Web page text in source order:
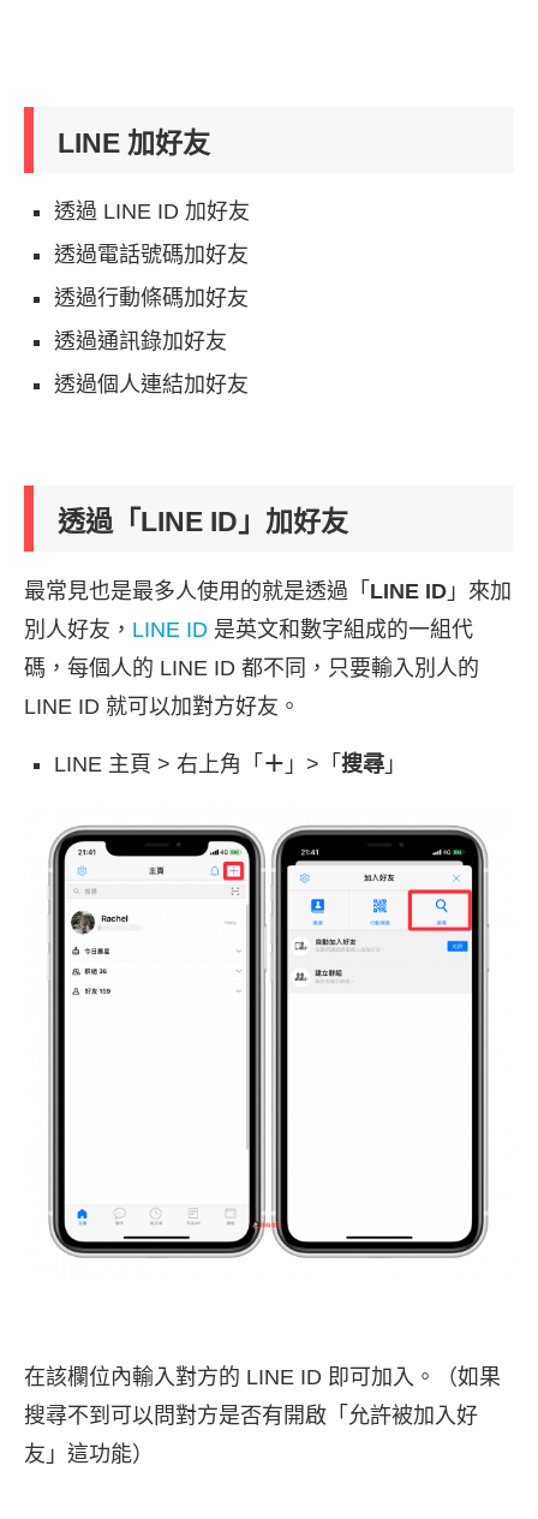
LINE 加好友
透過 LINE ID 加好友
透過電話號碼加好友
透過行動條碼加好友
透過通訊錄加好友
透過個人連結加好友
透過「LINE ID」加好友
最常見也是最多人使用的就是透過「 LINE ID 」來加
別人好友， LINE ID 是英文和數字組成的一組代
碼，每個人的 LINE ID 都不同，只要輸入別人的
LINE ID 就可以加對方好友。
LINE 主頁 > 右上角「 ＋ 」>「 搜尋 」
在該欄位內輸入對方的 LINE ID 即可加入。（如果
搜尋不到可以問對方是否有開啟「允許被加入好
友」這功能）